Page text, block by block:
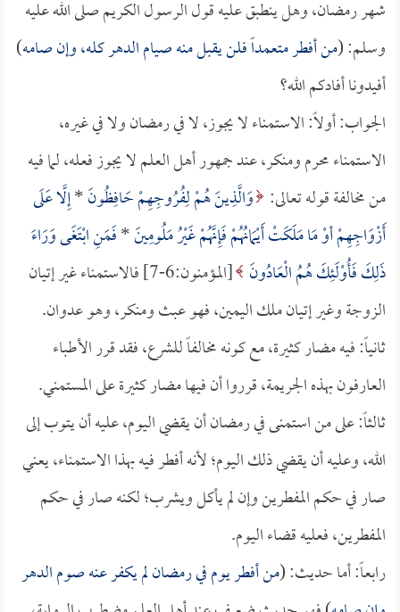
شهر رمضان، وهل ينطبق عليه قول الرسول الكريم صلى الله عليه
وسلم: (من أفطر متعمداً فلن يقبل منه صيام الدهر كله، وإن صامه)
أفيدونا أفادكم الله؟
الجواب: أولاً: الاستمناء لا يجوز، لا في رمضان ولا في غيره،
الاستمناء محرم ومنكر، عند جمهور أهل العلم لا يجوز فعله، لما فيه
من مخالفة قوله تعالى: وَالَّذِينَ هُمْ لِفُرُوجِهِمْ حَافِظُونَ*إِلَّا عَلَى
أَزْوَاجِهِمْ أوْ مَا مَلَكَتْ أَيْمَانُهُمْ فَإِنَّهُمْ غَيْرُ مَلُومِينَ*فَمَنِ ابْتَغَى وَرَاءَ
ذَلِكَ فَأُوْلَئِكَ هُمُ الْعَادُونَ
[المؤمنون:6-7] فالاستمناء غير إتيان
الزوجة وغير إتيان ملك اليمين، فهو عبث ومنكر، وهو عدوان.
ثانياً: فيه مضار كثيرة، مع كونه مخالفاً للشرع، فقد قرر الأطباء
العارفون بهذه الجريمة، قرروا أن فيها مضار كثيرة على المستمني.
ثالثاً: على من استمنى في رمضان أن يقضي اليوم، عليه أن يتوب إلى
الله، وعليه أن يقضي ذلك اليوم؛ لأنه أفطر فيه بهذا الاستمناء، يعني
صار في حكم المفطرين وإن لم يأكل ويشرب؛ لكنه صار في حكم
المفطرين، فعليه قضاء اليوم.
رابعاً: أما حديث: (من أفطر يوم في رمضان لم يكفر عنه صوم الدهر